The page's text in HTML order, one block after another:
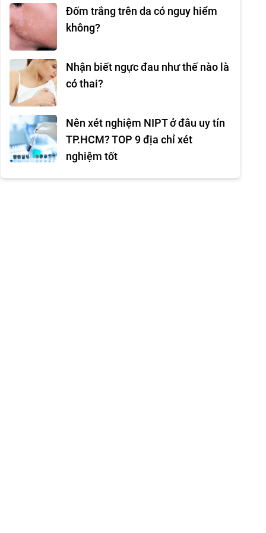
Đốm trắng trên da có nguy hiểm
không?
Nhận biết ngực đau như thế nào là
có thai?
Nên xét nghiệm NIPT ở đâu uy tín
TP.HCM? TOP 9 địa chỉ xét
nghiệm tốt